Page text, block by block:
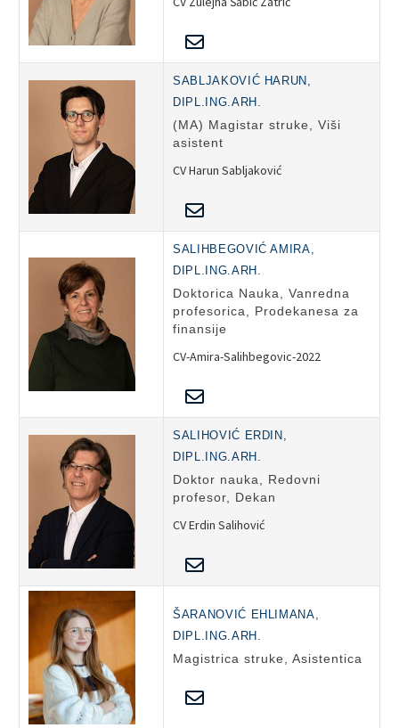
SABLJAKOVIĆ HARUN,
DIPL.ING.ARH.
(MA) Magistar struke, Viši
asistent
CV Harun Sabljaković
SALIHBEGOVIĆ AMIRA,
DIPL.ING.ARH.
Doktorica Nauka, Vanredna
profesorica, Prodekanesa za
finansije
CV-Amira-Salihbegovic-2022
SALIHOVIĆ ERDIN,
DIPL.ING.ARH.
Doktor nauka, Redovni
profesor, Dekan
CV Erdin Salihović
ŠARANOVIĆ EHLIMANA,
DIPL.ING.ARH.
Magistrica struke, Asistentica